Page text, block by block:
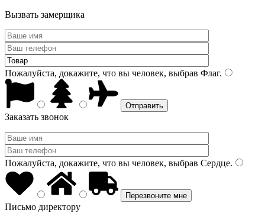
Вызвать замерщика
Пожалуйста, докажите, что вы человек, выбрав Флаг.
Заказать звонок
Пожалуйста, докажите, что вы человек, выбрав Сердце.
Письмо директору